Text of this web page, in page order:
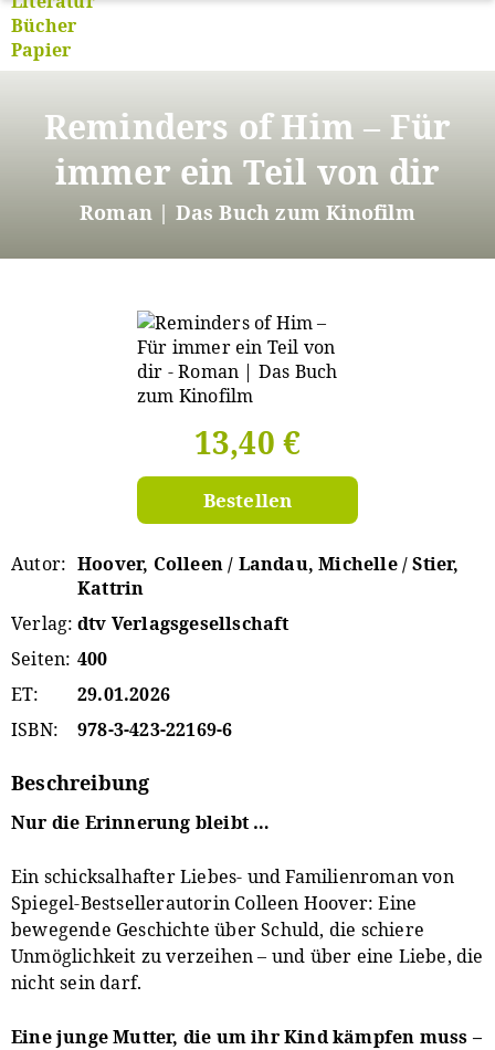
InhaltReminders of Him – Für
immer ein Teil von dir
Roman | Das Buch zum Kinofilm
Autor
Hoover, Colleen / Landau, Michelle / Stier,
Kattrin
Verlag dtv Verlagsgesellschaft
Seiten 400
ET
29.01.2026
ISBN
978-3-423-22169-6
13,40 €
Bestellen
Beschreibung
Nur die Erinnerung bleibt …
Ein schicksalhafter Liebes- und Familienroman von
Spiegel-Bestsellerautorin Colleen Hoover: Eine
bewegende Geschichte über Schuld, die schiere
Unmöglichkeit zu verzeihen – und über eine Liebe, die
nicht sein darf.
Eine junge Mutter, die um ihr Kind kämpfen muss –